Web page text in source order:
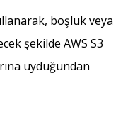
boşluk veya
şekilde AWS S3
uyduğundan